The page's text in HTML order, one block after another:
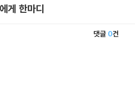
게 한마디
댓글 0건